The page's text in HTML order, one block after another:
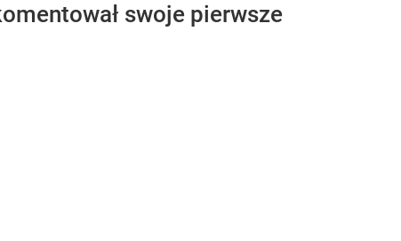
swoje pierwsze